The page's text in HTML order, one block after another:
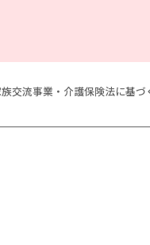
交流事業・介護保険法に基